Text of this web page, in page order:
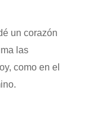
un corazón
las
como en el